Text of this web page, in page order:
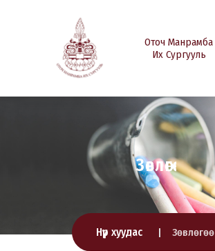
Оточ Манрамба
Их Сургууль
Зөвлөгөө
Нүүр хуудас Зөвлөгөө